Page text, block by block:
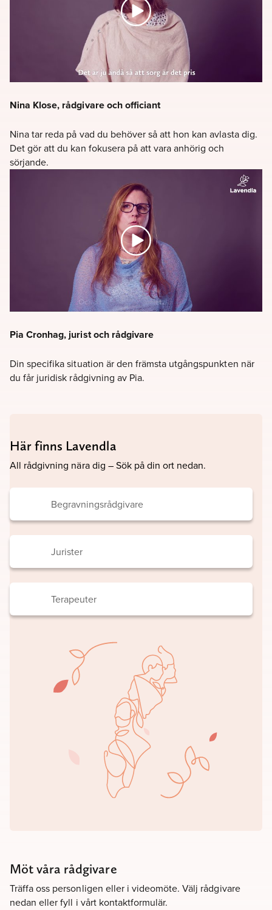
Nina Klose, rådgivare och officiant
Nina tar reda på vad du behöver så att hon kan avlasta dig.
Det gör att du kan fokusera på att vara anhörig och
sörjande.
Pia Cronhag, jurist och rådgivare
Din specifika situation är den främsta utgångspunkten när
du får juridisk rådgivning av Pia.
Här finns Lavendla
All rådgivning nära dig – Sök på din ort nedan.
Möt våra rådgivare
Träffa oss personligen eller i videomöte. Välj rådgivare
nedan eller fyll i vårt kontaktformulär.